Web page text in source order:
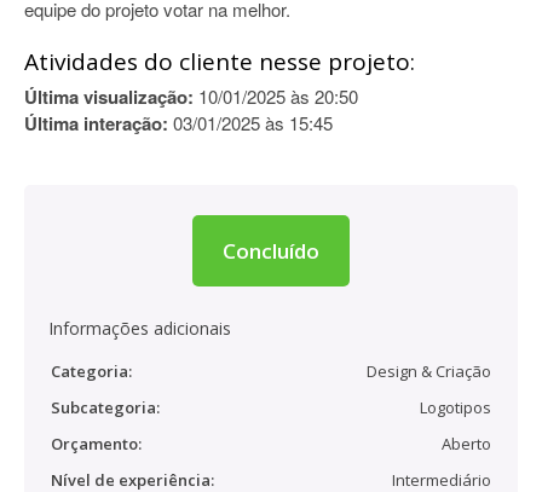
equipe do projeto votar na melhor.
Atividades do cliente nesse projeto:
Última visualização: 10/01/2025 às 20:50
Última interação: 03/01/2025 às 15:45
Concluído
Informações adicionais
Categoria:
Design & Criação
Subcategoria:
Logotipos
Orçamento:
Aberto
Nível de experiência:
Intermediário